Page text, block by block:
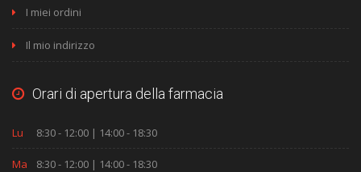
I miei ordini
Il mio indirizzo
Orari di apertura della farmacia
Lu 8:30 - 12:00 | 14:00 - 18:30
Ma 8:30 - 12:00 | 14:00 - 18:30